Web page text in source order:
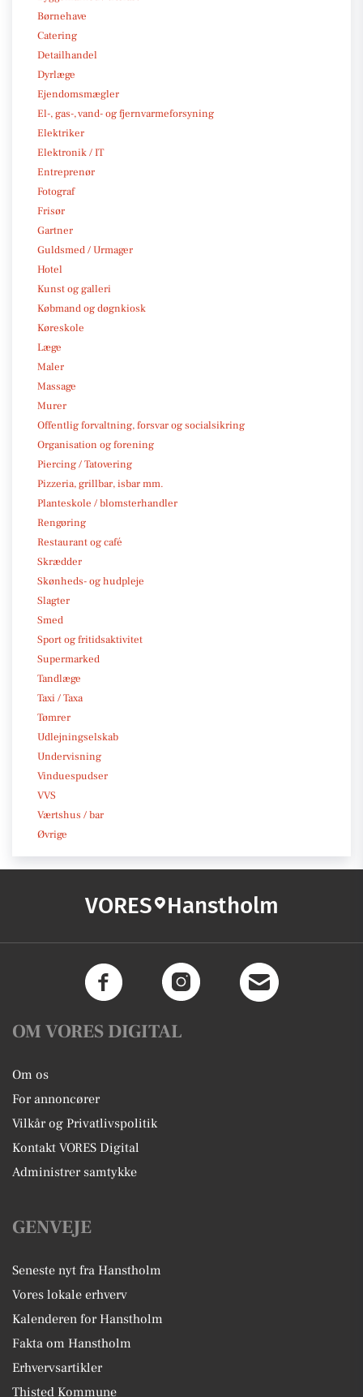
Børnehave
Catering
Detailhandel
Dyrlæge
Ejendomsmægler
El-, gas-, vand- og fjernvarmeforsyning
Elektriker
Elektronik / IT
Entreprenør
Fotograf
Frisør
Gartner
Guldsmed / Urmager
Hotel
Kunst og galleri
Købmand og døgnkiosk
Køreskole
Læge
Maler
Massage
Murer
Offentlig forvaltning, forsvar og socialsikring
Organisation og forening
Piercing / Tatovering
Pizzeria, grillbar, isbar mm.
Planteskole / blomsterhandler
Rengøring
Restaurant og café
Skrædder
Skønheds- og hudpleje
Slagter
Smed
Sport og fritidsaktivitet
Supermarked
Tandlæge
Taxi / Taxa
Tømrer
Udlejningselskab
Undervisning
Vinduespudser
VVS
Værtshus / bar
Øvrige
VORES Hanstholm
OM VORES DIGITAL
Om os
For annoncører
Vilkår og Privatlivspolitik
Kontakt VORES Digital
Administrer samtykke
GENVEJE
Seneste nyt fra Hanstholm
Vores lokale erhverv
Kalenderen for Hanstholm
Fakta om Hanstholm
Erhvervsartikler
Thisted Kommune